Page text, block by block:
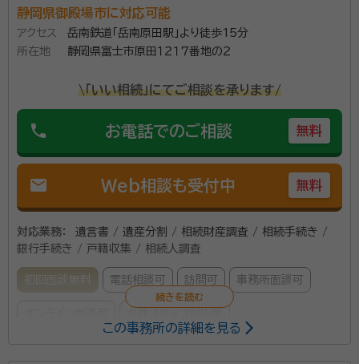
です。十分に時間をとって話を聞くために、初回相談料
は無料。 はじめての相続でさまざまな不安を抱えてい
スを提供する岩田行政書士事務所に相談してみてくだ
さい。
静岡県御殿場市に対応可能
アクセス
岳南鉄道「岳南原田駅」より徒歩15分
所在地
静岡県富士市原田１２１７番地の２
\「いい相続」にてご相談を承ります/
phone お電話でのご相談 無料
mail Web相談も受付中 無料
対応業務：
遺言書 / 遺産分割 / 相続財産調査 / 相続手続き /
銀行手続き / 戸籍収集 / 相続人調査
初回面談無料 電話相談可 訪問可 事務所面談可
この事務所の詳細を見る